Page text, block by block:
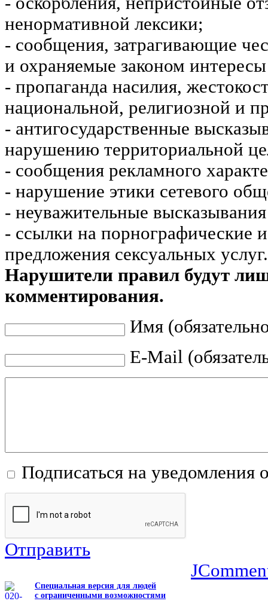
ненормативной лексики;
- сообщения, затрагивающие
и охраняемые законом
- пропаганда насилия,
национальной, религиозной и
- антигосударственные
нарушению территориальной
- сообщения рекламного
- нарушение этики сетевого
- неуважительные
- ссылки на порнографические
предложения сексуальных услуг.
Нарушители правил будут
комментирования.
Имя
E-Mail
Подписаться на уведомления
Отправить
Специальная версия для людей
с ограниченными возможностями